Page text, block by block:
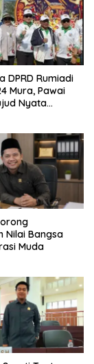
DPRD Rumiadi
Mura, Pawai
Nyata
Nilai Bangsa
Muda